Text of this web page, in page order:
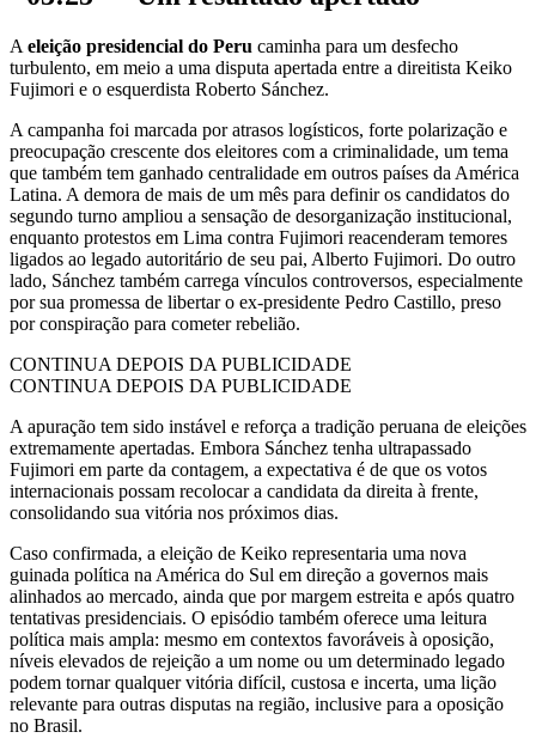
A eleição presidencial do Peru caminha para um desfecho
turbulento, em meio a uma disputa apertada entre a direitista Keiko
Fujimori e o esquerdista Roberto Sánchez.
A campanha foi marcada por atrasos logísticos, forte polarização e
preocupação crescente dos eleitores com a criminalidade, um tema
que também tem ganhado centralidade em outros países da América
Latina. A demora de mais de um mês para definir os candidatos do
segundo turno ampliou a sensação de desorganização institucional,
enquanto protestos em Lima contra Fujimori reacenderam temores
ligados ao legado autoritário de seu pai, Alberto Fujimori. Do outro
lado, Sánchez também carrega vínculos controversos, especialmente
por sua promessa de libertar o ex-presidente Pedro Castillo, preso
por conspiração para cometer rebelião.
CONTINUA DEPOIS DA PUBLICIDADE
CONTINUA DEPOIS DA PUBLICIDADE
A apuração tem sido instável e reforça a tradição peruana de eleições
extremamente apertadas. Embora Sánchez tenha ultrapassado
Fujimori em parte da contagem, a expectativa é de que os votos
internacionais possam recolocar a candidata da direita à frente,
consolidando sua vitória nos próximos dias.
Caso confirmada, a eleição de Keiko representaria uma nova
guinada política na América do Sul em direção a governos mais
alinhados ao mercado, ainda que por margem estreita e após quatro
tentativas presidenciais. O episódio também oferece uma leitura
política mais ampla: mesmo em contextos favoráveis à oposição,
níveis elevados de rejeição a um nome ou um determinado legado
podem tornar qualquer vitória difícil, custosa e incerta, uma lição
relevante para outras disputas na região, inclusive para a oposição
no Brasil.